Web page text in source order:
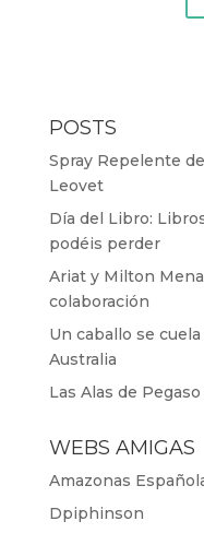
POSTS
Spray Repelente
Leovet
Día del Libro:
podéis perder
Ariat y Milton
colaboración
Un caballo se
Australia
Las Alas de
WEBS AMIGAS
Amazonas
Dpiphinson